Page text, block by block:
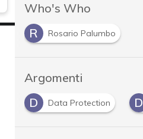
Who's Who
R
Rosario Palumbo
Argomenti
D Data Protection D